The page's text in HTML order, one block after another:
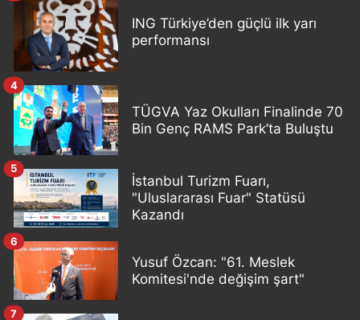
ING Türkiye’den güçlü ilk yarı
performansı
TÜGVA Yaz Okulları Finalinde 70
Bin Genç RAMS Park’ta Buluştu
4
İstanbul Turizm Fuarı,
"Uluslararası Fuar" Statüsü
Kazandı
5
Yusuf Özcan: "61. Meslek
Komitesi'nde değişim şart"
6
7